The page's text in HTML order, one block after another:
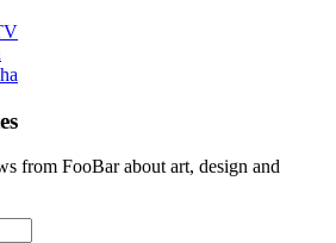
from FooBar about art, design and